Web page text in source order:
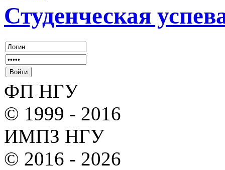
Студенческая
ФП НГУ
© 1999 - 2016
ИМПЗ НГУ
© 2016 - 2026